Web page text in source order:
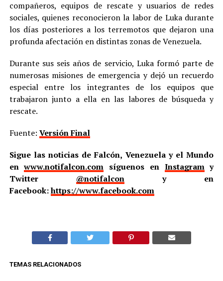
compañeros, equipos de rescate y usuarios de redes
sociales, quienes reconocieron la labor de Luka durante
los días posteriores a los terremotos que dejaron una
profunda afectación en distintas zonas de Venezuela.
Durante sus seis años de servicio, Luka formó parte de
numerosas misiones de emergencia y dejó un recuerdo
especial entre los integrantes de los equipos que
trabajaron junto a ella en las labores de búsqueda y
rescate.
Fuente: Versión Final
Sigue las noticias de Falcón, Venezuela y el Mundo
enwww.notifalcon.com síguenos en Instagramy
Twitter @notifalcony en
Facebook:https://www.facebook.com
TEMAS RELACIONADOS